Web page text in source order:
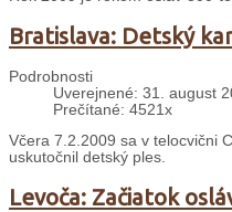
Bratislava: Detský
Podrobnosti
Uverejnené: 31. august
Prečítané: 4521x
Včera 7.2.2009 sa v telocvični
uskutočnil detský ples.
Levoča: Začiatok